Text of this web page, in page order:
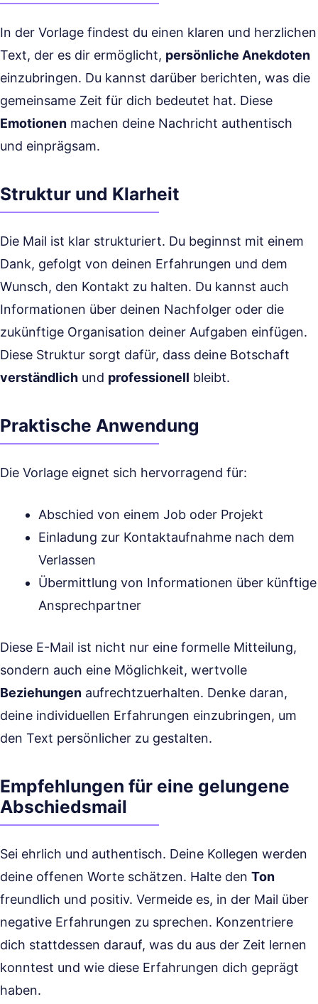
In der Vorlage findest du einen klaren und herzlichen
Text, der es dir ermöglicht, persönliche Anekdoten
einzubringen. Du kannst darüber berichten, was die
gemeinsame Zeit für dich bedeutet hat. Diese
Emotionen machen deine Nachricht authentisch
und einprägsam.
Struktur und Klarheit
Die Mail ist klar strukturiert. Du beginnst mit einem
Dank, gefolgt von deinen Erfahrungen und dem
Wunsch, den Kontakt zu halten. Du kannst auch
Informationen über deinen Nachfolger oder die
zukünftige Organisation deiner Aufgaben einfügen.
Diese Struktur sorgt dafür, dass deine Botschaft
verständlich und professionell bleibt.
Praktische Anwendung
Die Vorlage eignet sich hervorragend für:
Abschied von einem Job oder Projekt
Einladung zur Kontaktaufnahme nach dem
Verlassen
Übermittlung von Informationen über künftige
Ansprechpartner
Diese E-Mail ist nicht nur eine formelle Mitteilung,
sondern auch eine Möglichkeit, wertvolle
Beziehungen aufrechtzuerhalten. Denke daran,
deine individuellen Erfahrungen einzubringen, um
den Text persönlicher zu gestalten.
Empfehlungen für eine gelungene
Abschiedsmail
Sei ehrlich und authentisch. Deine Kollegen werden
deine offenen Worte schätzen. Halte den Ton
freundlich und positiv. Vermeide es, in der Mail über
negative Erfahrungen zu sprechen. Konzentriere
dich stattdessen darauf, was du aus der Zeit lernen
konntest und wie diese Erfahrungen dich geprägt
haben.